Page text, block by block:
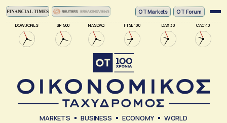
DOW JONES SP 500 NASDAQ FTSE 100 DAX 30 CAC 40
ΟΤ Markets OT Forum
MARKETS BUSINESS ECONOMY WORLD